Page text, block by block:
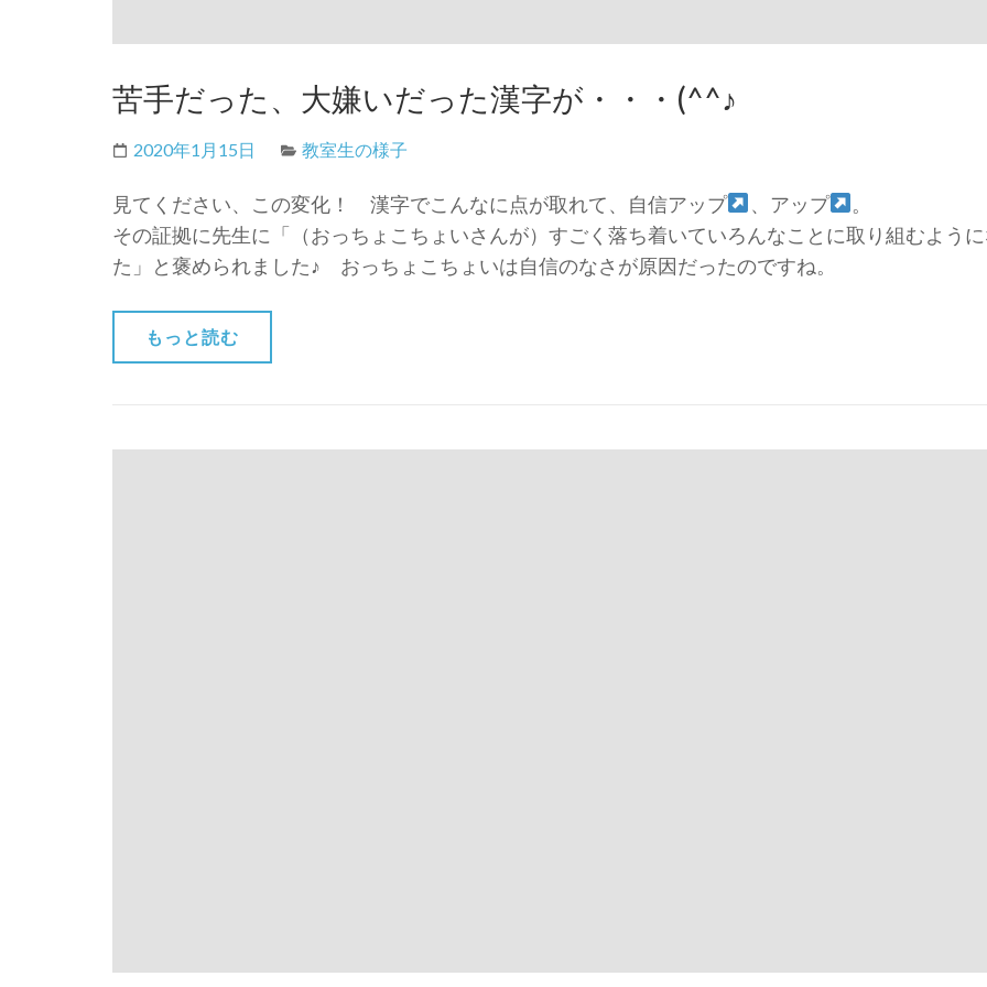
苦手だった、大嫌いだった漢字が・・・(^^♪
2020年1月15日 教室生の様子
見てください、この変化！ 漢字でこんなに点が取れて、自信アップ 、アップ
。
その証拠に先生に「（おっちょこちょいさんが）すごく落ち着いていろんなことに取り組むよう
た」と褒められました♪ おっちょこちょいは自信のなさが原因だったのですね。
もっと読む